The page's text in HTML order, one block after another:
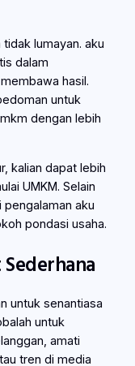
lumayan. aku
dalam
hasil.
untuk
dengan lebih
kalian dapat lebih
UMKM. Selain
aku
pondasi usaha.
Sederhana
untuk senantiasa
untuk
amati
tren di media